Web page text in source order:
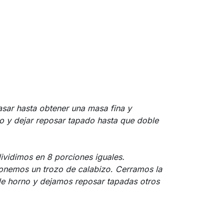
hasta obtener una masa fina y
y dejar reposar tapado hasta que doble
en 8 porciones iguales.
un trozo de calabizo. Cerramos la
horno y dejamos reposar tapadas otros